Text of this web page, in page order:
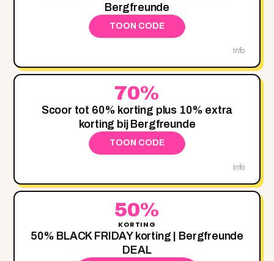
Bergfreunde
TOON CODE
Info
70%
Scoor tot 60% korting plus 10% extra
korting bij Bergfreunde
TOON CODE
Info
50%
KORTING
50% BLACK FRIDAY korting | Bergfreunde
DEAL